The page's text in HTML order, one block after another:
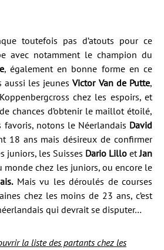
toutefois pas d’atouts pour ce
avec notamment le champion du
, également en bonne forme en ce
aussi les jeunesVictor Van de Putte,
chez les espoirs, et
chances d’obtenir le maillot étoilé,
favoris, notons le Néerlandais David
18 ans mais désireux de confirmer
juniors, les Suisses Dario Lillo etJan
monde chez les juniors, ou encore le
Mais vu les déroulés de courses
chez les moins de 23 ans, c’est
qui devrait se disputer…
la liste des partants chez les